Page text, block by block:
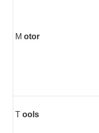
M otor
T ools